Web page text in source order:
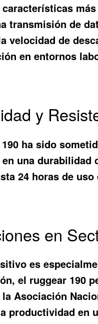
características
transmisión de
velocidad de
en entornos
y
ha sido
una durabilidad
24 horas de
en
es
el ruggear 190
Asociación
productividad en